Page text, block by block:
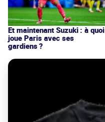
Et maintenant Suzuki : à quoi
joue Paris avec ses
gardiens ?